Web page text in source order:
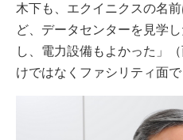
木下も、エクイニクスの名
ど、データセンターを見学
し、電力設備もよかった」
けではなくファシリティ面で